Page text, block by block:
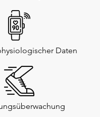
Daten